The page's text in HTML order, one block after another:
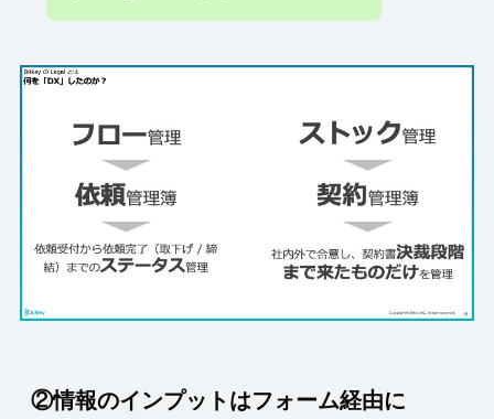
②情報のインプットはフォーム経由に